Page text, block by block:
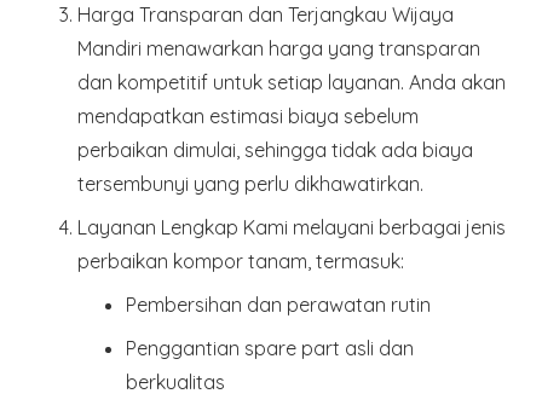
Harga Transparan dan Terjangkau Wijaya
Mandiri menawarkan harga yang transparan
dan kompetitif untuk setiap layanan. Anda akan
mendapatkan estimasi biaya sebelum
perbaikan dimulai, sehingga tidak ada biaya
tersembunyi yang perlu dikhawatirkan.
Layanan Lengkap Kami melayani berbagai jenis
perbaikan kompor tanam, termasuk:
Pembersihan dan perawatan rutin
Penggantian spare part asli dan
berkualitas